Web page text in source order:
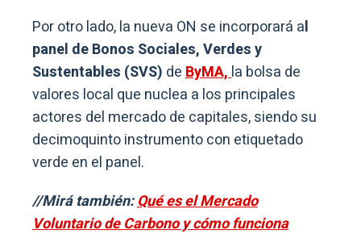
Por otro lado, la nueva ON se incorporará al
panel de Bonos Sociales, Verdes y
Sustentables (SVS) deByMA,la bolsa de
valores local que nuclea a los principales
actores del mercado de capitales, siendo su
decimoquinto instrumento con etiquetado
verde en el panel.
//Mirá también:Qué es el Mercado
Voluntario de Carbono y cómo funciona